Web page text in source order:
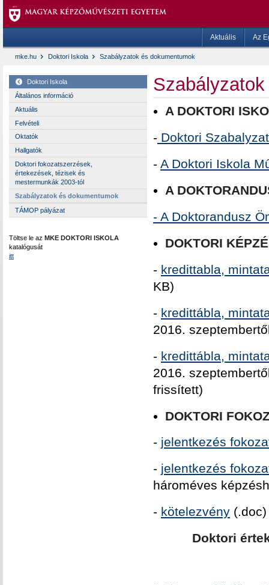
Aktuális Az
mke.hu Doktori Iskola Szabályzatok és dokumentumok
Doktori Iskola
Általános információ
Aktuális
Felvételi
Oktatók
Hallgatók
Doktori fokozatszerzések,
értekezések, tézisek és
mestermunkák 2003-tól
Szabályzatok és dokumentumok
TÁMOP pályázat
Töltse le az MKE DOKTORI ISKOLA
katalógusát
itt
A DOKTORI
- Doktori
- A Doktori Iskola
A
- A Doktorandusz
DOKTORI
- kredittabla,
KB)
- kredittábla,
2016.
- kredittábla,
2016.
frissített)
DOKTORI
- jelentkezés
- jelentkezés
hároméves
- kötelezvény (.doc)
Doktori